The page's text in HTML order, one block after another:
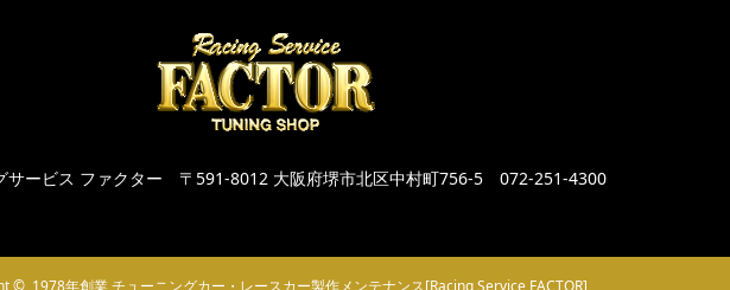
サービス ファクター 〒591-8012 大阪府堺市北区中村町756-5 072-251-4300
© 1978年創業 チューニングカー・レースカー製作メンテナンス[Racing Service FACTOR]